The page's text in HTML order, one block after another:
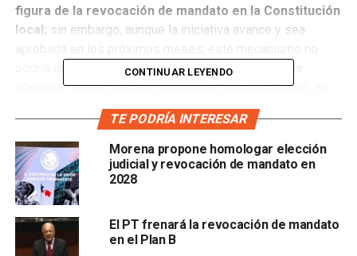
figura de la revocación de mandato en la Constitución
local; sin embargo, aunque la iniciativa avance y sea
podría aplicarse al actual gobierno estatal y
efectos reales hasta la siguiente administración, es
decir, después de 2030.
La discusión resurgió luego de que el
Tribunal Electoral
del Estado de San Luis Potosí (TEESLP) ordenó al
Poder Legislativo armonizar la Constitución local con
la reforma federal de 2019,
del Congreso vulnera derechos de participación ciudadana
reconocidos a nivel nacional.
CONTINUAR LEYENDO
TE PODRÍA INTERESAR
Morena propone homologar elección
judicial y revocación de mandato en
2028
El PT frenará la revocación de mandato
en el Plan B